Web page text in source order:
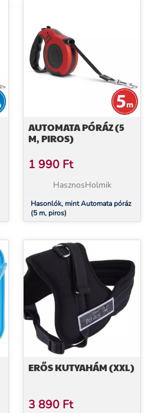
AUTOMATA PÓRÁZ (5
M, PIROS)
1 990 Ft
HasznosHolmik
Hasonlók, mint Automata póráz
(5 m, piros)
ERŐS KUTYAHÁM (XXL)
3 890 Ft